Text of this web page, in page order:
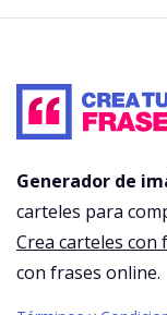
Generador de
carteles para
Crea carteles
con frases online.